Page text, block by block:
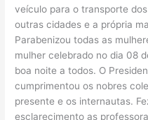
veículo para o transporte
outras cidades e a própria
Parabenizou todas as
mulher celebrado no dia 08
boa noite a todos. O
cumprimentou os nobres
presente e os internautas.
esclarecimento as